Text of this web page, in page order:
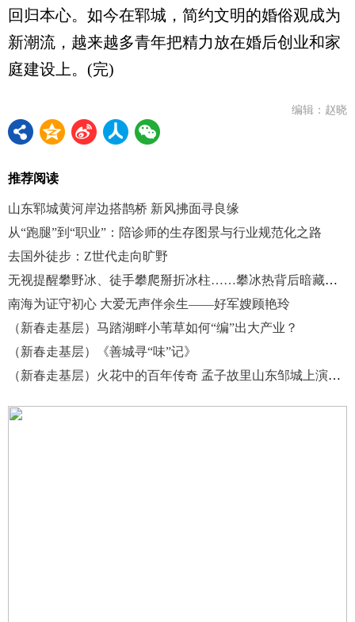
回归本心。如今在郓城，简约文明的婚俗观成为
新潮流，越来越多青年把精力放在婚后创业和家
庭建设上。(完)
编辑：赵晓
推荐阅读
山东郓城黄河岸边搭鹊桥 新风拂面寻良缘
从“跑腿”到“职业”：陪诊师的生存图景与行业规范化之路
去国外徒步：Z世代走向旷野
无视提醒攀野冰、徒手攀爬掰折冰柱……攀冰热背后暗藏安全风险
南海为证守初心 大爱无声伴余生——好军嫂顾艳玲
（新春走基层）马踏湖畔小苇草如何“编”出大产业？
（新春走基层）《善城寻“味”记》
（新春走基层）火花中的百年传奇 孟子故里山东邹城上演震撼“火虎”